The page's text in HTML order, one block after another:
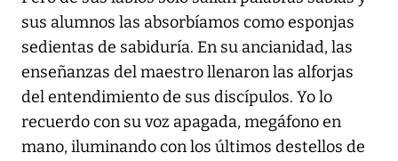
sus alumnos las absorbíamos como esponjas
sedientas de sabiduría. En su ancianidad, las
enseñanzas del maestro llenaron las alforjas
del entendimiento de sus discípulos. Yo lo
recuerdo con su voz apagada, megáfono en
mano, iluminando con los últimos destellos de